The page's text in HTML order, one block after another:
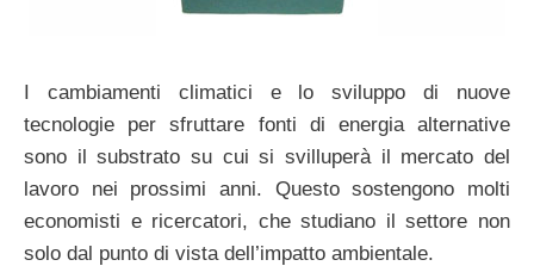
I cambiamenti climatici e lo sviluppo di nuove
tecnologie per sfruttare fonti di energia alternative
sono il substrato su cui si svilluperà il mercato del
lavoro nei prossimi anni. Questo sostengono molti
economisti e ricercatori, che studiano il settore non
solo dal punto di vista dell’impatto ambientale.